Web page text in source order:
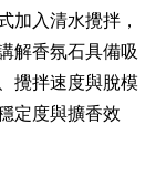
加入清水攪拌，
解香氛石具備吸
攪拌速度與脫模
定度與擴香效